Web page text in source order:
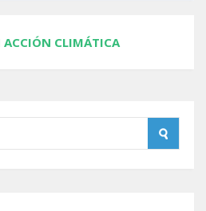
ACCIÓN CLIMÁTICA